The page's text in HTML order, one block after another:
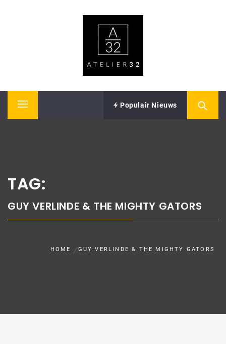
Primary
Populair Nieuws
TAG:
GUY VERLINDE & THE MIGHTY GATORS
HOME GUY VERLINDE & THE MIGHTY GATORS